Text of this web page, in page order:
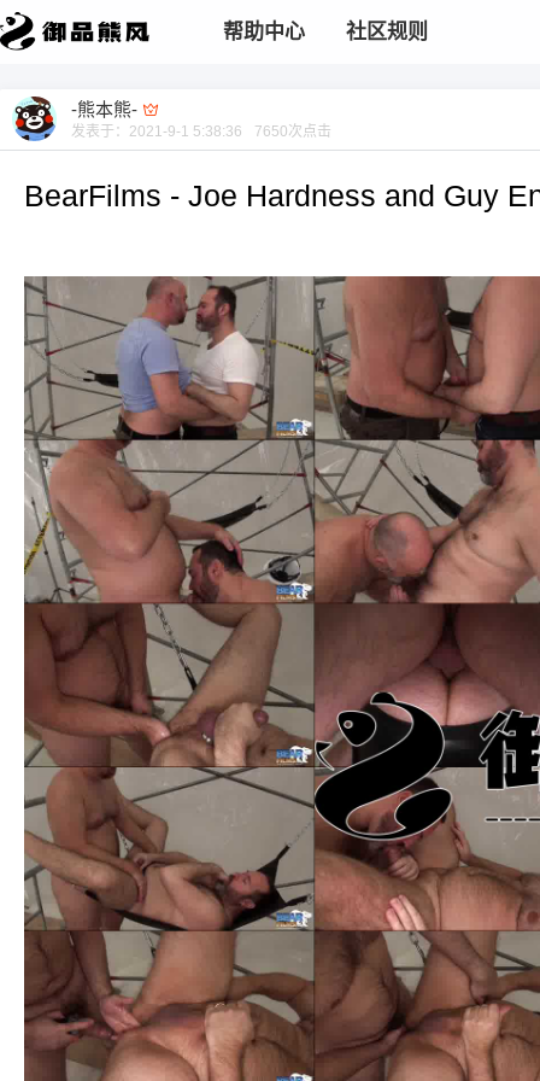
帮助中心 社区规则
-熊本熊-
发表于： 2021-9-1 5:38:36 7650次点击
BearFilms - Joe Hardness and Guy